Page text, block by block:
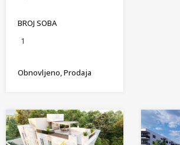
BROJ SOBA
1
Obnovljeno, Prodaja